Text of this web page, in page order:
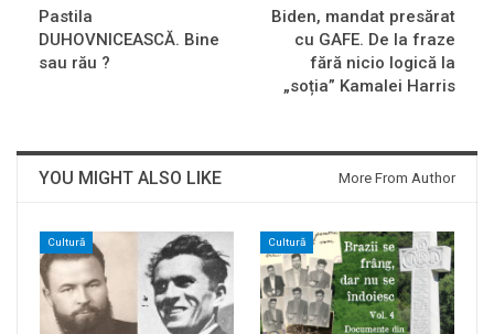
Pastila
DUHOVNICEASCĂ. Bine
sau rău ?
Biden, mandat presărat
cu GAFE. De la fraze
fără nicio logică la
„soția” Kamalei Harris
YOU MIGHT ALSO LIKE More From Author
Cultură Cultură